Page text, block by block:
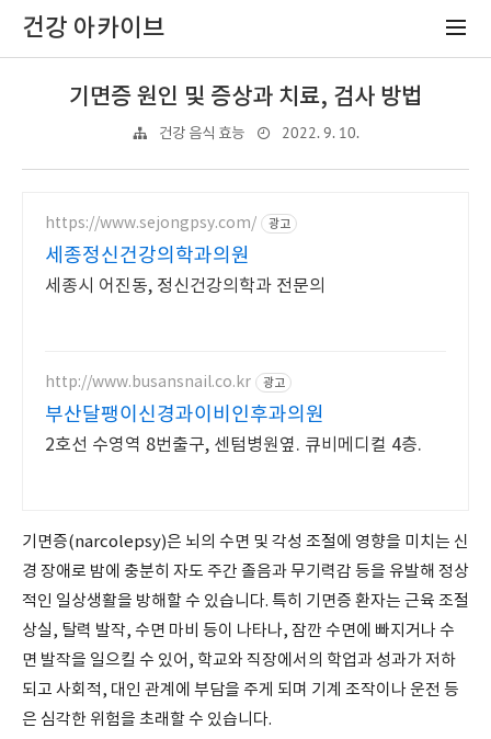
건강 아카이브
기면증 원인 및 증상과 치료, 검사 방법
건강 음식 효능 2022. 9. 10.
https://www.sejongpsy.com/ 광고
세종정신건강의학과의원
세종시 어진동, 정신건강의학과 전문의
http://www.busansnail.co.kr 광고
부산달팽이신경과이비인후과의원
2호선 수영역 8번출구, 센텀병원옆. 큐비메디컬 4층.
기면증(narcolepsy)은 뇌의 수면 및 각성 조절에 영향을 미치는 신
경 장애로 밤에 충분히 자도 주간 졸음과 무기력감 등을 유발해 정상
적인 일상생활을 방해할 수 있습니다. 특히 기면증 환자는 근육 조절
상실, 탈력 발작, 수면 마비 등이 나타나, 잠깐 수면에 빠지거나 수
면 발작을 일으킬 수 있어, 학교와 직장에서의 학업과 성과가 저하
되고 사회적, 대인 관계에 부담을 주게 되며 기계 조작이나 운전 등
은 심각한 위험을 초래할 수 있습니다.